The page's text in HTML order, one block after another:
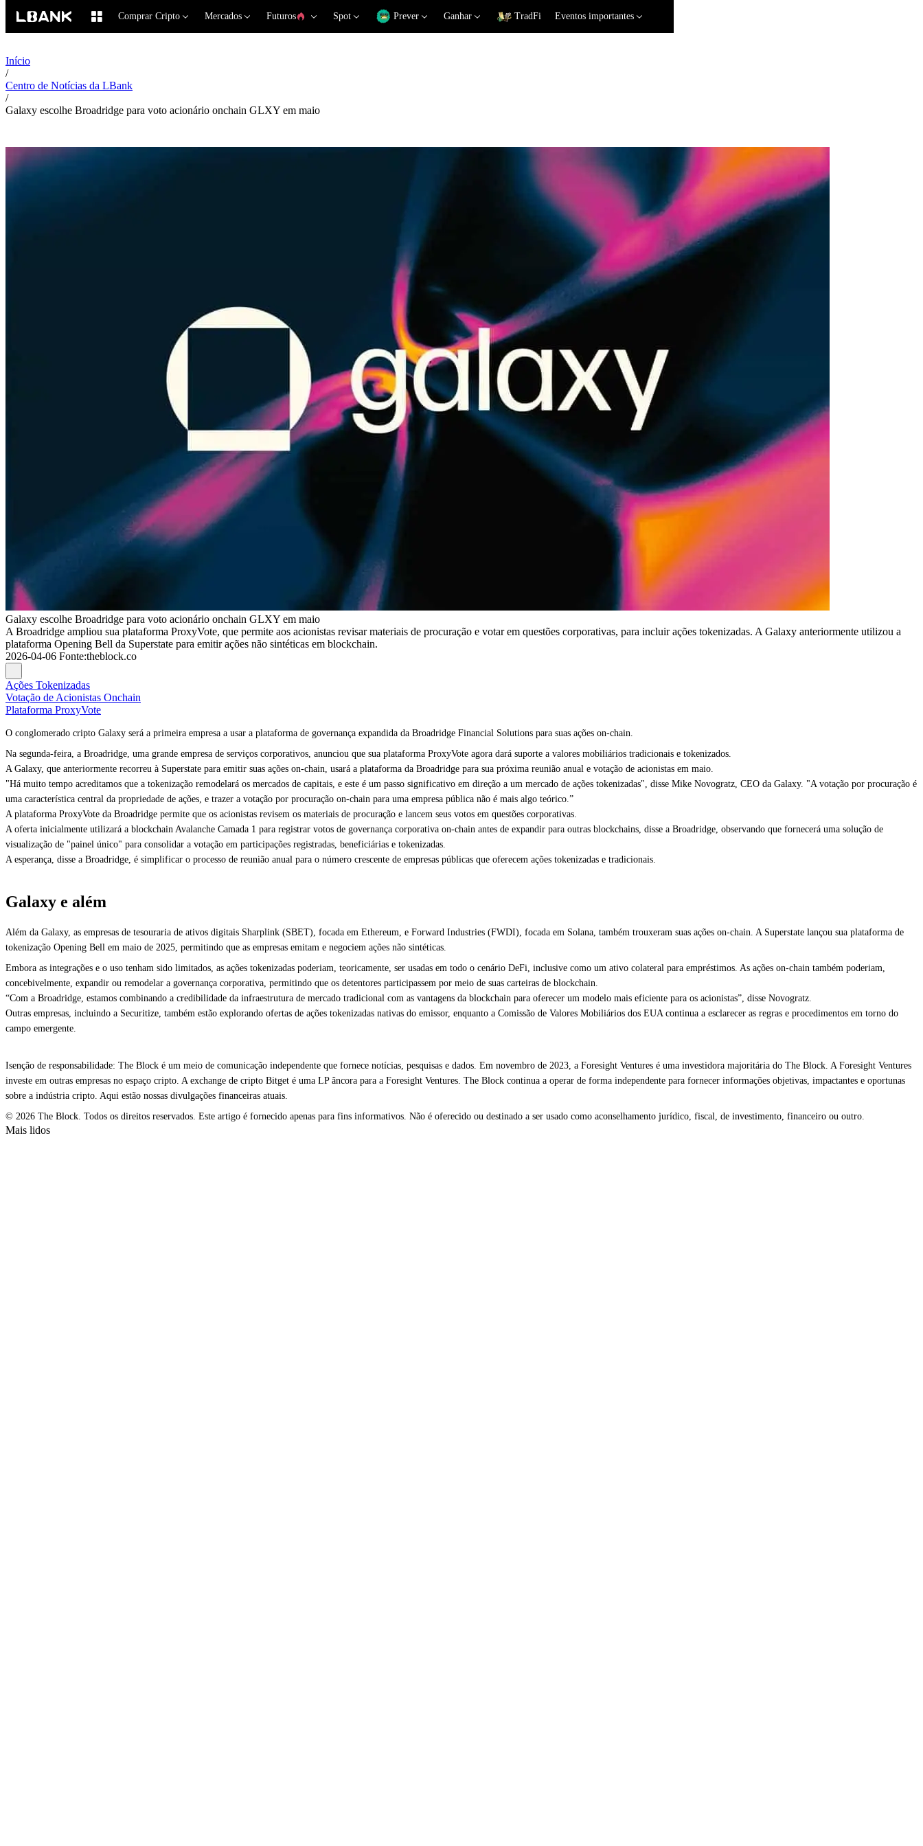
Comprar Cripto Mercados Futuros Spot Prever Ganhar TradFi Eventos importantes
Início
/
Centro de Notícias da LBank
/
Galaxy escolhe Broadridge para voto acionário onchain GLXY em maio
Galaxy escolhe Broadridge para voto acionário onchain GLXY em maio
A Broadridge ampliou sua plataforma ProxyVote, que permite aos acionistas revisar materiais de procuração e votar em questões corporativas, para incluir ações tokenizadas. A Galaxy anteriormente utilizou a
plataforma Opening Bell da Superstate para emitir ações não sintéticas em blockchain.
2026-04-06 Fonte:theblock.co
Ações Tokenizadas
Votação de Acionistas Onchain
Plataforma ProxyVote
O conglomerado cripto Galaxy será a primeira empresa a usar a plataforma de governança expandida da Broadridge Financial Solutions para suas ações on-chain.
Na segunda-feira, a Broadridge, uma grande empresa de serviços corporativos, anunciou que sua plataforma ProxyVote agora dará suporte a valores mobiliários tradicionais e tokenizados.
A Galaxy, que anteriormente recorreu à Superstate para emitir suas ações on-chain, usará a plataforma da Broadridge para sua próxima reunião anual e votação de acionistas em maio.
"Há muito tempo acreditamos que a tokenização remodelará os mercados de capitais, e este é um passo significativo em direção a um mercado de ações tokenizadas", disse Mike Novogratz, CEO da Galaxy. "A votação por procuração é
uma característica central da propriedade de ações, e trazer a votação por procuração on-chain para uma empresa pública não é mais algo teórico.”
A plataforma ProxyVote da Broadridge permite que os acionistas revisem os materiais de procuração e lancem seus votos em questões corporativas.
A oferta inicialmente utilizará a blockchain Avalanche Camada 1 para registrar votos de governança corporativa on-chain antes de expandir para outras blockchains, disse a Broadridge, observando que fornecerá uma solução de
visualização de "painel único" para consolidar a votação em participações registradas, beneficiárias e tokenizadas.
A esperança, disse a Broadridge, é simplificar o processo de reunião anual para o número crescente de empresas públicas que oferecem ações tokenizadas e tradicionais.
Galaxy e além
Além da Galaxy, as empresas de tesouraria de ativos digitais Sharplink (SBET), focada em Ethereum, e Forward Industries (FWDI), focada em Solana, também trouxeram suas ações on-chain. A Superstate lançou sua plataforma de
tokenização Opening Bell em maio de 2025, permitindo que as empresas emitam e negociem ações não sintéticas.
Embora as integrações e o uso tenham sido limitados, as ações tokenizadas poderiam, teoricamente, ser usadas em todo o cenário DeFi, inclusive como um ativo colateral para empréstimos. As ações on-chain também poderiam,
concebivelmente, expandir ou remodelar a governança corporativa, permitindo que os detentores participassem por meio de suas carteiras de blockchain.
“Com a Broadridge, estamos combinando a credibilidade da infraestrutura de mercado tradicional com as vantagens da blockchain para oferecer um modelo mais eficiente para os acionistas”, disse Novogratz.
Outras empresas, incluindo a Securitize, também estão explorando ofertas de ações tokenizadas nativas do emissor, enquanto a Comissão de Valores Mobiliários dos EUA continua a esclarecer as regras e procedimentos em torno do
campo emergente.
Isenção de responsabilidade: The Block é um meio de comunicação independente que fornece notícias, pesquisas e dados. Em novembro de 2023, a Foresight Ventures é uma investidora majoritária do The Block. A Foresight Ventures
investe em outras empresas no espaço cripto. A exchange de cripto Bitget é uma LP âncora para a Foresight Ventures. The Block continua a operar de forma independente para fornecer informações objetivas, impactantes e oportunas
sobre a indústria cripto. Aqui estão nossas divulgações financeiras atuais.
© 2026 The Block. Todos os direitos reservados. Este artigo é fornecido apenas para fins informativos. Não é oferecido ou destinado a ser usado como aconselhamento jurídico, fiscal, de investimento, financeiro ou outro.
Mais lidos